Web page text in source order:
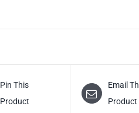
Pin This
Product
Email
Product